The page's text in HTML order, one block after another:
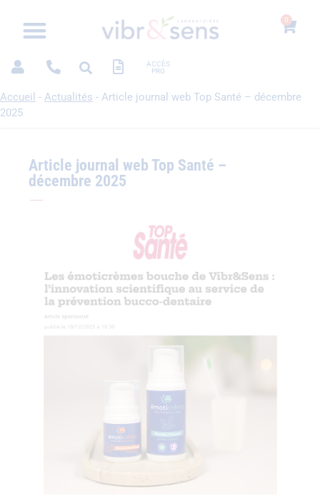
ACCÈS
PRO
0
Accueil - Actualités - Article journal web Top Santé – décembre
2025
Article journal web Top Santé –
décembre 2025